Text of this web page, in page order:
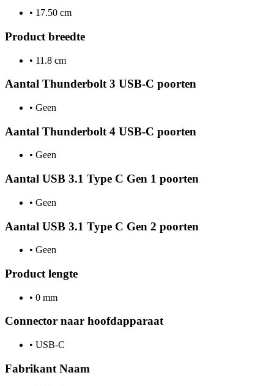
• 17.50 cm
Product breedte
• 11.8 cm
Aantal Thunderbolt 3 USB-C poorten
• Geen
Aantal Thunderbolt 4 USB-C poorten
• Geen
Aantal USB 3.1 Type C Gen 1 poorten
• Geen
Aantal USB 3.1 Type C Gen 2 poorten
• Geen
Product lengte
• 0 mm
Connector naar hoofdapparaat
• USB-C
Fabrikant Naam